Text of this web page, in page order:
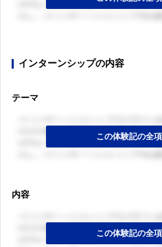
インターンシップの内容
テーマ
内容